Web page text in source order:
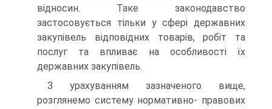
відносин. Таке законодавство
застосовується тільки у сфері державних
закупівель відповідних товарів, робіт та
послуг та впливає на особливості їх
державних закупівель.
З урахуванням зазначеного вище,
розглянемо систему нормативно- правових